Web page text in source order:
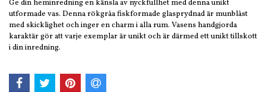
Ge din heminredning en känsla av nyckfullhet med denna unikt
utformade vas. Denna rökgråa fiskformade glasprydnad är munblåst
med skicklighet och inger en charm i alla rum. Vasens handgjorda
karaktär gör att varje exemplar är unikt och är därmed ett unikt tillskott
i din inredning.